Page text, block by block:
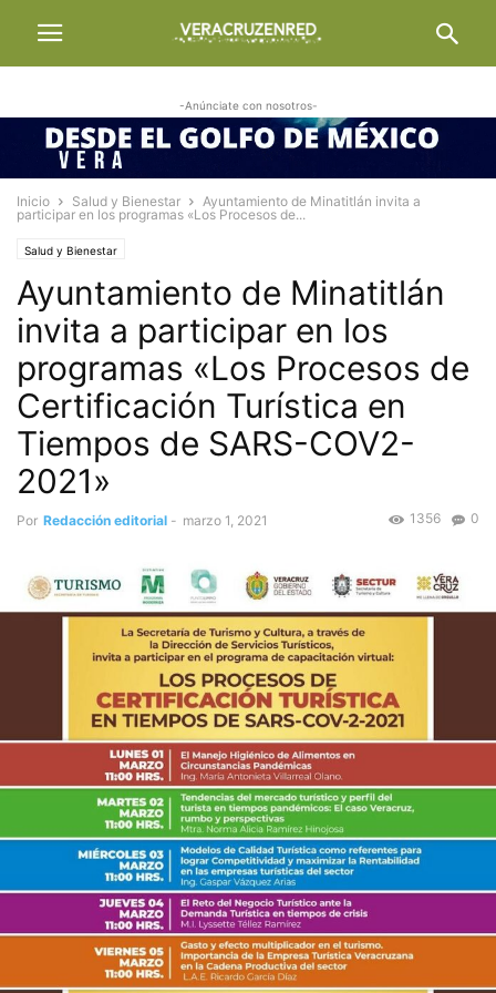
-Anúnciate con nosotros-
Inicio Salud y Bienestar
Ayuntamiento de Minatitlán invita a
participar en los programas «Los Procesos de...
Salud y Bienestar
Ayuntamiento de Minatitlán
invita a participar en los
programas «Los Procesos de
Certificación Turística en
Tiempos de SARS-COV2-
2021»
Por Redacción editorial - marzo 1, 2021 0
1356